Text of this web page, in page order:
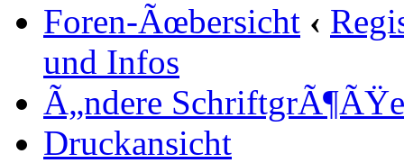
Foren-Ãœbersicht ‹
und Infos
Ã„ndere SchriftgrÃ¶ÃŸe
Druckansicht